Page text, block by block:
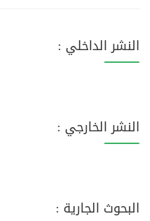
النشر الداخلي :
النشر الخارجي :
البحوث الجارية :